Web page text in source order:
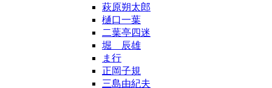
萩原朔太郎
樋口一葉
二葉亭四迷
堀 辰雄
ま行
正岡子規
三島由紀夫